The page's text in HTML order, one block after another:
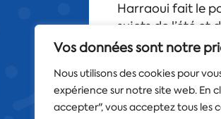
Vos données sont notre
Nous utilisons des cookies pour
expérience sur notre site web. En
accepter", vous acceptez tous les
Harraoui fait le
sujets de l’été et
apparu en premier
Découvrez le
contre les
sexuelles de la